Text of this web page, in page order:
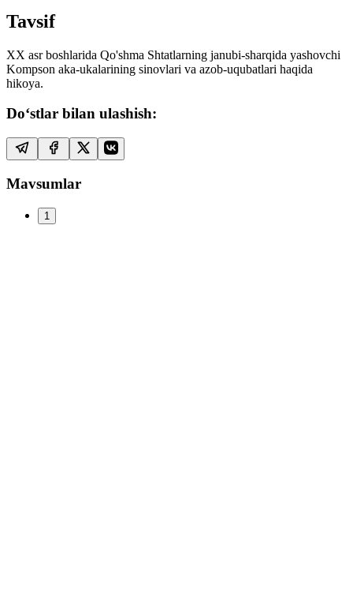
Tavsif
XX asr boshlarida Qo'shma Shtatlarning janubi-sharqida yashovchi
Kompson aka-ukalarining sinovlari va azob-uqubatlari haqida
hikoya.
Do‘stlar bilan ulashish:
Mavsumlar
1